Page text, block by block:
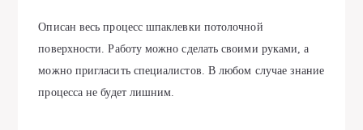
Описан весь процесс шпаклевки потолочной
поверхности. Работу можно сделать своими руками, а
можно пригласить специалистов. В любом случае знание
процесса не будет лишним.